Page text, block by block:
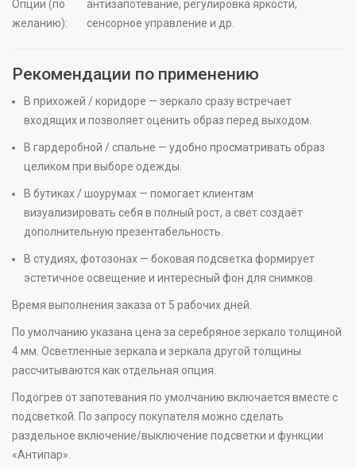
Опции (по
желанию):
антизапотевание, регулировка яркости,
сенсорное управление и др.
Рекомендации по применению
В прихожей / коридоре — зеркало сразу встречает
входящих и позволяет оценить образ перед выходом.
В гардеробной / спальне — удобно просматривать образ
целиком при выборе одежды.
В бутиках / шоурумах — помогает клиентам
визуализировать себя в полный рост, а свет создаёт
дополнительную презентабельность.
В студиях, фотозонах — боковая подсветка формирует
эстетичное освещение и интересный фон для снимков.
Время выполнения заказа от 5 рабочих дней.
По умолчанию указана цена за серебряное зеркало толщиной
4 мм. Осветленные зеркала и зеркала другой толщины
рассчитываются как отдельная опция.
Подогрев от запотевания по умолчанию включается вместе с
подсветкой. По запросу покупателя можно сделать
раздельное включение/выключение подсветки и функции
«Антипар».